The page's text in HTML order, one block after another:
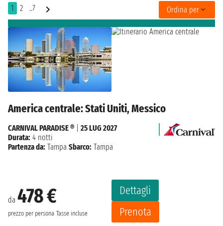
1 2 ..7 Ordina per
America centrale: Stati Uniti, Messico
da 478 €
prezzo per persona Tasse incluse
Dettagli
Prenota
CARNIVAL PARADISE ®
25 LUG 2027
Durata: 4 notti
Partenza da: Tampa Sbarco: Tampa